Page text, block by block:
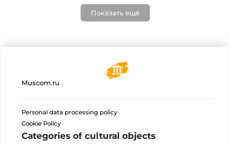
Показать ещё
Muscom.ru
Personal data processing policy
Cookie Policy
Categories of cultural objects